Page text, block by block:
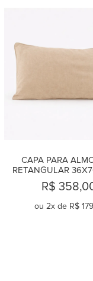
CAPA PARA
RETANGULAR
CAMEL
R$
ou 2x de R$